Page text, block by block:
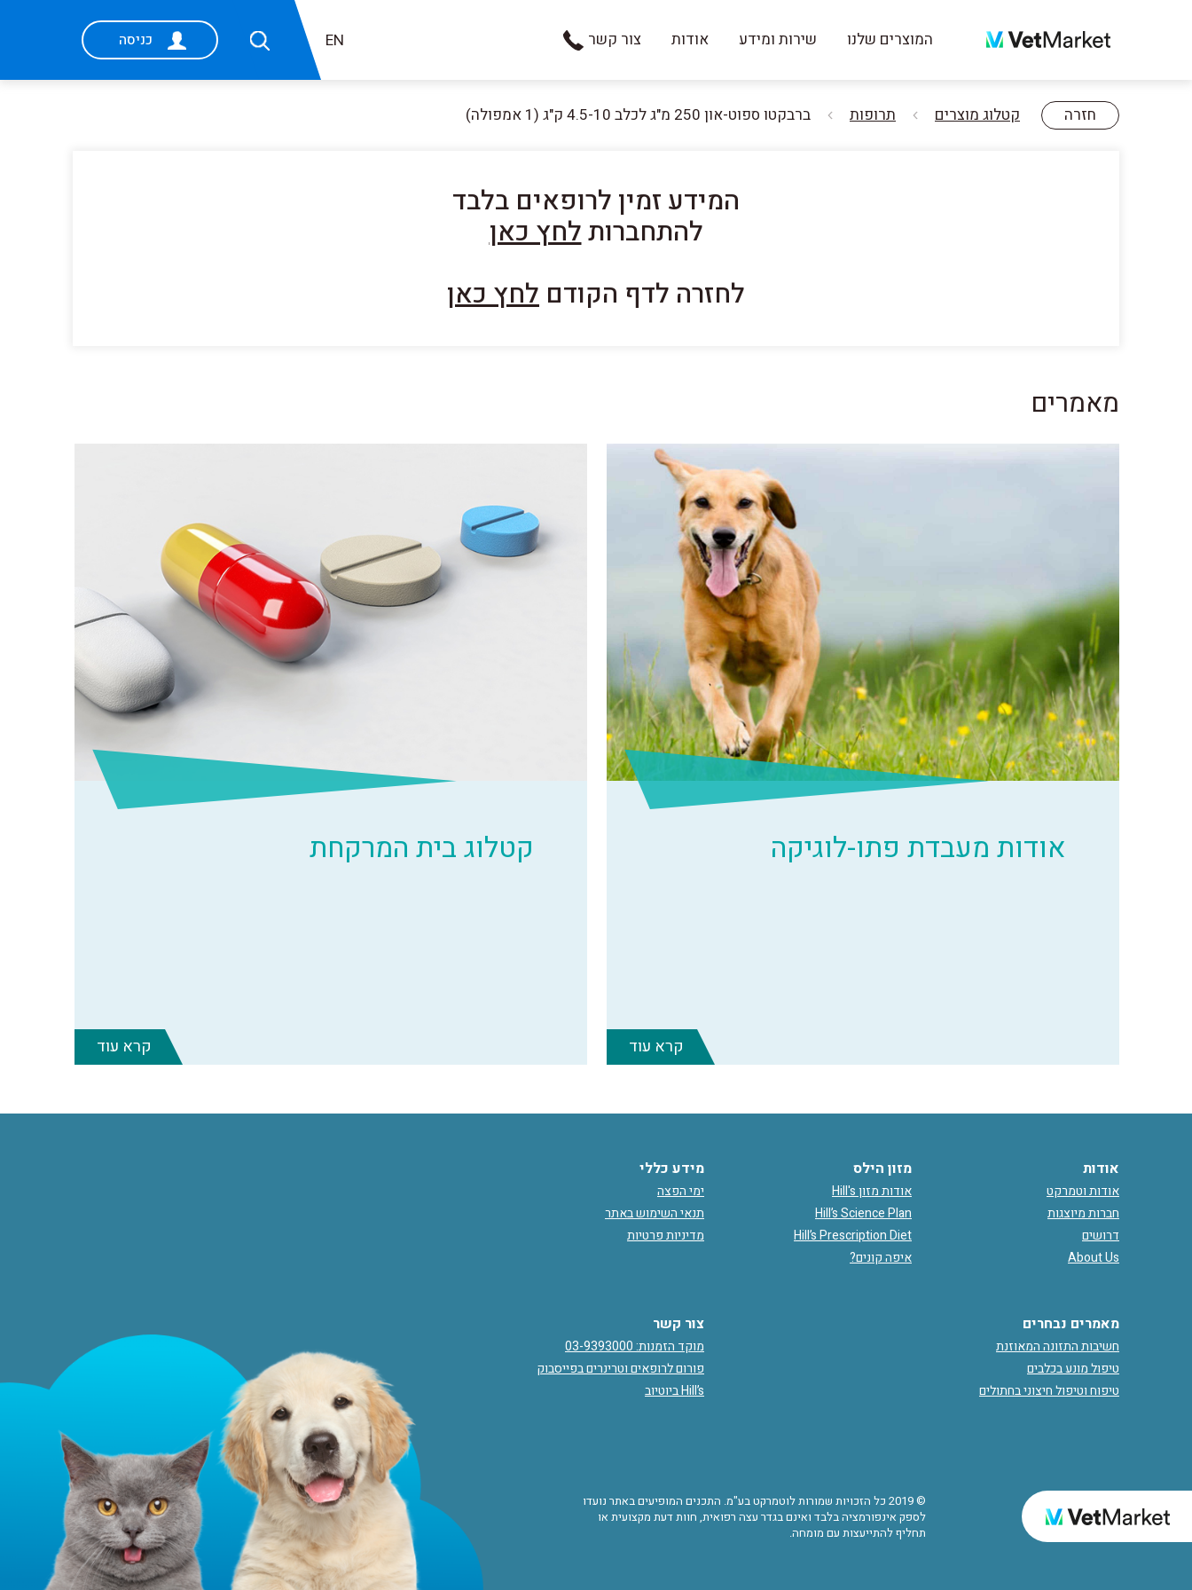
המוצרים שלנו שירות ומידע אודות צור קשר EN כניסה
חזרה קטלוג מוצרים תרופות ברבקטו ספוט-און 250 מ"ג לכלב 4.5-10 ק"ג (1 אמפולה)
המידע זמין לרופאים בלבד
להתחברותלחץ כאן
לחזרה לדף הקודם לחץ כאן
מאמרים
אודות מעבדת פתו-לוגיקה
קרא עוד
קטלוג בית המרקחת
קרא עוד
אודות
אודות וטמרקט
חברות מיוצגות
דרושים
About Us
מזון הילס
אודות מזון Hill's
Hill’s Science Plan
Hill’s Prescription Diet
איפה קונים?
מידע כללי
ימי הפצה
תנאי השימוש באתר
מדיניות פרטיות
מאמרים נבחרים
חשיבות התזונה המאוזנת
טיפול מונע בכלבים
טיפוח וטיפול חיצוני בחתולים
צור קשר
מוקד הזמנות: 03-9393000
פורום לרופאים וטרינרים בפייסבוק
Hill’s ביוטיוב
© 2019 כל הזכויות שמורות לוטמרקט בע"מ. התכנים המופיעים באתר נועדו
לספק אינפורמציה בלבד ואינם בגדר עצה רפואית, חוות דעת מקצועית או
תחליף להתייעצות עם מומחה.